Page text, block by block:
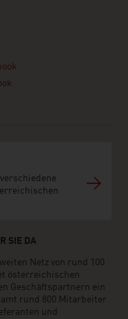
SIE DA
Netz von rund 100
österreichischen
Geschäftspartnern ein
rund 800 Mitarbeiter
und